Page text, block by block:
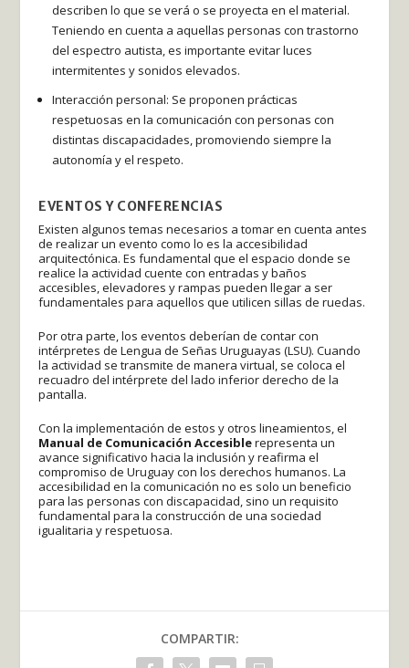
describen lo que se verá o se proyecta en el material.
Teniendo en cuenta a aquellas personas con trastorno
del espectro autista, es importante evitar luces
intermitentes y sonidos elevados.
Interacción personal: Se proponen prácticas
respetuosas en la comunicación con personas con
distintas discapacidades, promoviendo siempre la
autonomía y el respeto.
EVENTOS Y CONFERENCIAS
Existen algunos temas necesarios a tomar en cuenta antes
de realizar un evento como lo es la accesibilidad
arquitectónica. Es fundamental que el espacio donde se
realice la actividad cuente con entradas y baños
accesibles, elevadores y rampas pueden llegar a ser
fundamentales para aquellos que utilicen sillas de ruedas.
Por otra parte, los eventos deberían de contar con
intérpretes de Lengua de Señas Uruguayas (LSU). Cuando
la actividad se transmite de manera virtual, se coloca el
recuadro del intérprete del lado inferior derecho de la
pantalla.
Con la implementación de estos y otros lineamientos, el
Manual de Comunicación Accesiblerepresenta un
avance significativo hacia la inclusión y reafirma el
compromiso de Uruguay con los derechos humanos. La
accesibilidad en la comunicación no es solo un beneficio
para las personas con discapacidad, sino un requisito
fundamental para la construcción de una sociedad
igualitaria y respetuosa.
COMPARTIR: